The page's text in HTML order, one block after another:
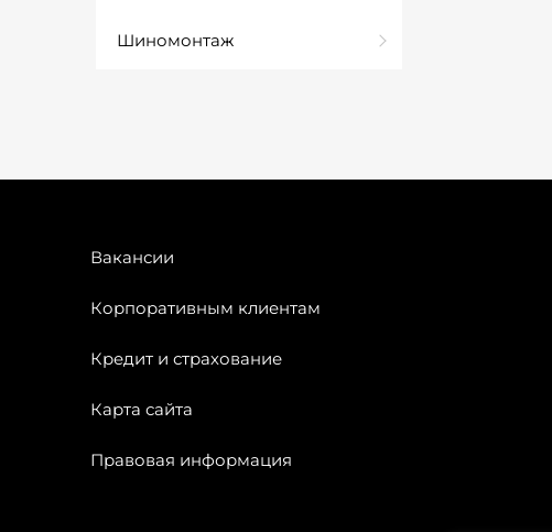
Шиномонтаж
Вакансии
Корпоративным клиентам
Кредит и страхование
Карта сайта
Правовая информация